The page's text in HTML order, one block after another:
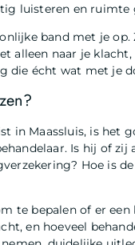
luisteren en ruimte
band met je
alleen naar je
die écht wat met je
in Maassluis, is het
Is hij of
Hoe is
te bepalen of er
en hoeveel